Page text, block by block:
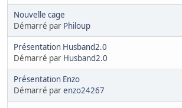
Nouvelle cage
Démarré par Philoup
Présentation Husband2.0
Démarré par Husband2.0
Présentation Enzo
Démarré parenzo24267